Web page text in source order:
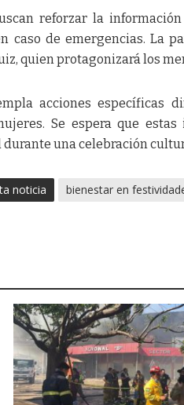
reforzar la
caso de emergencias. La
quien protagonizará los
acciones específicas
Se espera que
una celebración
noticia bienestar en